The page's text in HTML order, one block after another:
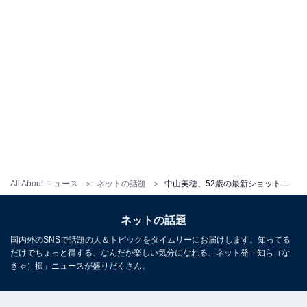
All About ニュース ネットの話題
ネットの話題
国内外のSNSで話題の人＆トピックをタイムリーにお届けします。知ってる
だけでちょっと得する、なんだか楽しい気分になれる、ネット発「知ら（な
きゃ）損」ニュースが盛りだくさん。